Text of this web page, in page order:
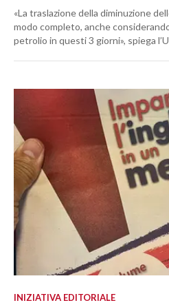
«La traslazione della diminuzione
modo completo, anche
petrolio in questi 3 giorni», spiega
INIZIATIVA EDITORIALE